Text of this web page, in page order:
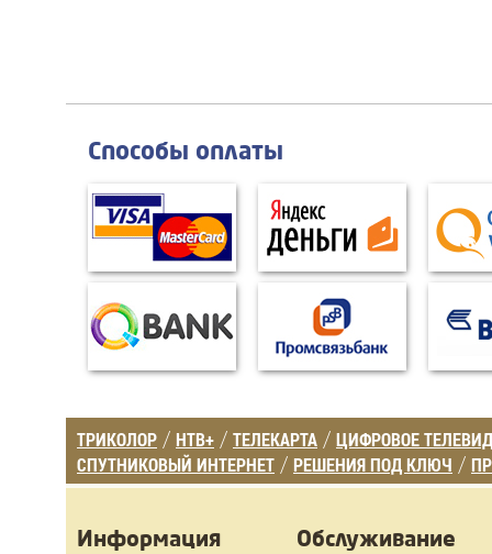
Способы оплаты
ТРИКОЛОР / НТВ+ / ТЕЛЕКАРТА / ЦИФРОВОЕ
СПУТНИКОВЫЙ ИНТЕРНЕТ / РЕШЕНИЯ ПОД КЛЮЧ /
Информация
Обслуживание